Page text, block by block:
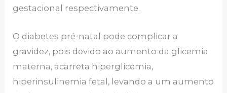
gestacional respectivamente.
O diabetes pré-natal pode complicar a
gravidez, pois devido ao aumento da glicemia
materna, acarreta hiperglicemia,
hiperinsulinemia fetal, levando a um aumento